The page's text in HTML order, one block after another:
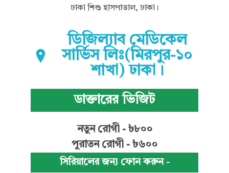
ঢাকা শিশু হাসপাতাল, ঢাকা।
ডিজিল্যাব মেডিকেল
সার্ভিস লিঃ(মিরপুর-১০
শাখা) ঢাকা।
ডাক্তারের ভিজিট
নতুন রোগী - ৳৮০০
পুরাতন রোগী - ৳৬০০
সিরিয়ালের জন্য ফোন করুন -